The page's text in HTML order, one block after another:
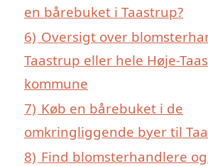
en bårebuket i Taastrup?
6) Oversigt over
Taastrup eller hele Høje-
kommune
7) Køb en bårebuket i de
omkringliggende byer til
8) Find blomsterhandlere